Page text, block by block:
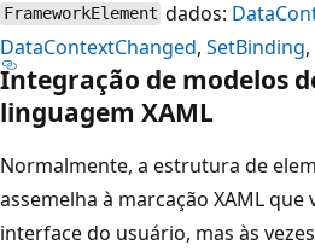
FrameworkElement dados:
DataContextChanged, SetBinding,
Integração de modelos
linguagem XAML
Normalmente, a estrutura de
assemelha à marcação XAML
interface do usuário, mas às